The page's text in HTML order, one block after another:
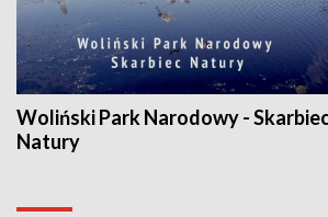
Woliński Park Narodowy -
Natury